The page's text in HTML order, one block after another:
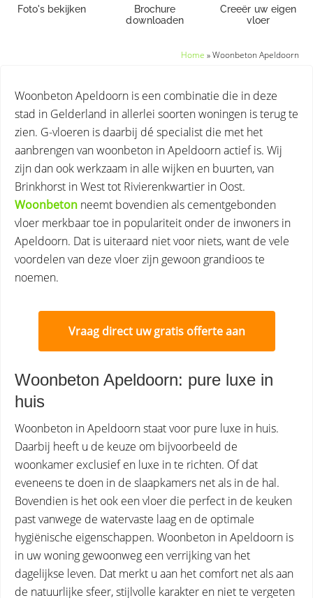
Foto's bekijken
Brochure
downloaden
Creeër uw eigen
vloer
Home »Woonbeton Apeldoorn
Woonbeton Apeldoorn is een combinatie die in deze
stad in Gelderland in allerlei soorten woningen is terug te
zien. G-vloeren is daarbij dé specialist die met het
aanbrengen van woonbeton in Apeldoorn actief is. Wij
zijn dan ook werkzaam in alle wijken en buurten, van
Brinkhorst in West tot Rivierenkwartier in Oost.
Woonbeton neemt bovendien als cementgebonden
vloer merkbaar toe in populariteit onder de inwoners in
Apeldoorn. Dat is uiteraard niet voor niets, want de vele
voordelen van deze vloer zijn gewoon grandioos te
noemen.
Vraag direct uw gratis offerte aan
Woonbeton Apeldoorn: pure luxe in
huis
Woonbeton in Apeldoorn staat voor pure luxe in huis.
Daarbij heeft u de keuze om bijvoorbeeld de
woonkamer exclusief en luxe in te richten. Of dat
eveneens te doen in de slaapkamers net als in de hal.
Bovendien is het ook een vloer die perfect in de keuken
past vanwege de watervaste laag en de optimale
hygiënische eigenschappen. Woonbeton in Apeldoorn is
in uw woning gewoonweg een verrijking van het
dagelijkse leven. Dat merkt u aan het comfort net als aan
de natuurlijke sfeer, stijlvolle karakter en niet te vergeten